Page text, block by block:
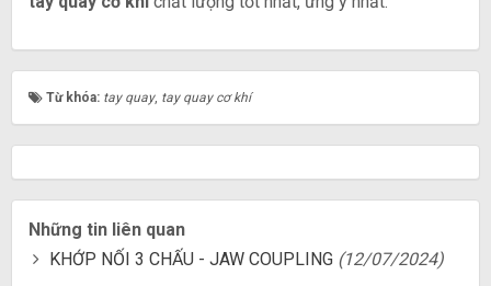
Từ khóa: tay quay, tay quay cơ khí
Những tin liên quan
KHỚP NỐI 3 CHẤU - JAW COUPLING (12/07/2024)